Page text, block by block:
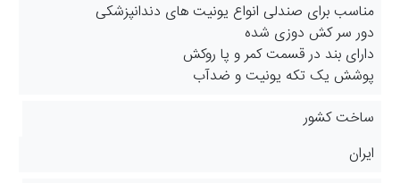
مناسب برای صندلی انواع یونیت های دندانپزشکی
دور سر کش دوزی شده
دارای بند در قسمت کمر و پا روکش
پوشش یک تکه یونیت و ضدآب
ساخت کشور
ایران